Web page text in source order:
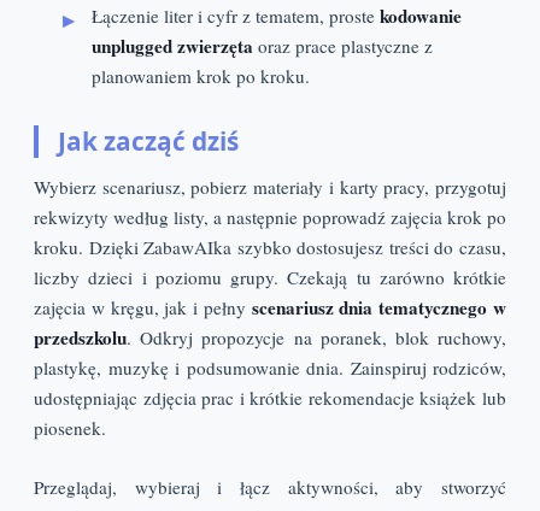
Łączenie liter i cyfr z tematem, proste kodowanie
unplugged zwierzęta oraz prace plastyczne z
planowaniem krok po kroku.
Jak zacząć dziś
Wybierz scenariusz, pobierz materiały i karty pracy, przygotuj
rekwizyty według listy, a następnie poprowadź zajęcia krok po
kroku. Dzięki ZabawAIka szybko dostosujesz treści do czasu,
liczby dzieci i poziomu grupy. Czekają tu zarówno krótkie
zajęcia w kręgu, jak i pełny scenariusz dnia tematycznego w
przedszkolu. Odkryj propozycje na poranek, blok ruchowy,
plastykę, muzykę i podsumowanie dnia. Zainspiruj rodziców,
udostępniając zdjęcia prac i krótkie rekomendacje książek lub
piosenek.
Przeglądaj, wybieraj i łącz aktywności, aby stworzyć